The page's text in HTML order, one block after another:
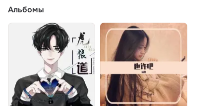
Альбомы